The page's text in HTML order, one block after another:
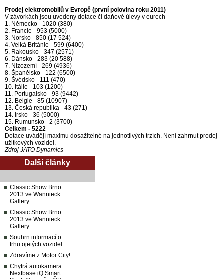
Prodej elektromobilů v Evropě (první polovina roku 2011)
V závorkách jsou uvedeny dotace či daňové úlevy v eurech
1. Německo - 1020 (380)
2. Francie - 953 (5000)
3. Norsko - 850 (17 524)
4. Velká Británie - 599 (6400)
5. Rakousko - 347 (2571)
6. Dánsko - 283 (20 588)
7. Nizozemí - 269 (4936)
8. Španělsko - 122 (6500)
9. Švédsko - 111 (470)
10. Itálie - 103 (1200)
11. Portugalsko - 93 (9442)
12. Belgie - 85 (10907)
13. Česká republika - 43 (271)
14. Irsko - 36 (5000)
15. Rumunsko - 2 (3700)
Celkem - 5222
Dotace uvádějí maximu dosažitelné na jednotlivých trzích. Není zahrnut prodej
užitkových vozidel.
Zdroj JATO Dynamics
Další články
Classic Show Brno
2013 ve Wannieck
Gallery
Classic Show Brno
2013 ve Wannieck
Gallery
Souhrn informací o
trhu ojetých vozidel
Zdravíme z Motor City!
Chytrá autokamera
Nextbase iQ Smart